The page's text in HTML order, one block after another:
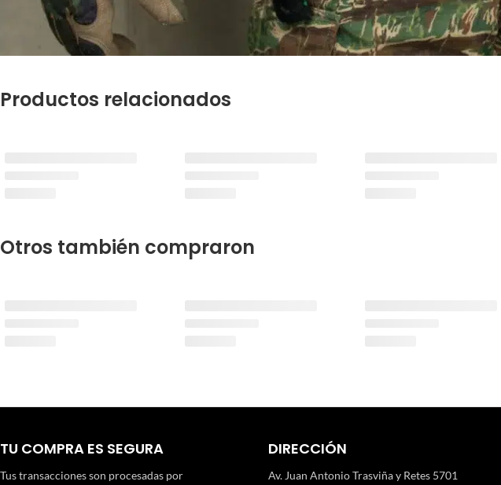
Productos relacionados
Otros también compraron
TU COMPRA ES SEGURA
Tus transacciones son procesadas por
DIRECCIÓN
Av. Juan Antonio Trasviña y Retes 5701